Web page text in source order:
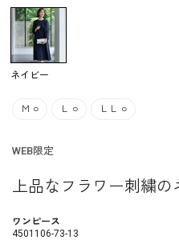
ネイビー
Ｍ ○ Ｌ ○ ＬＬ ○
WEB限定
上品なフラワー刺繍の
ワンピース
4501106-73-13